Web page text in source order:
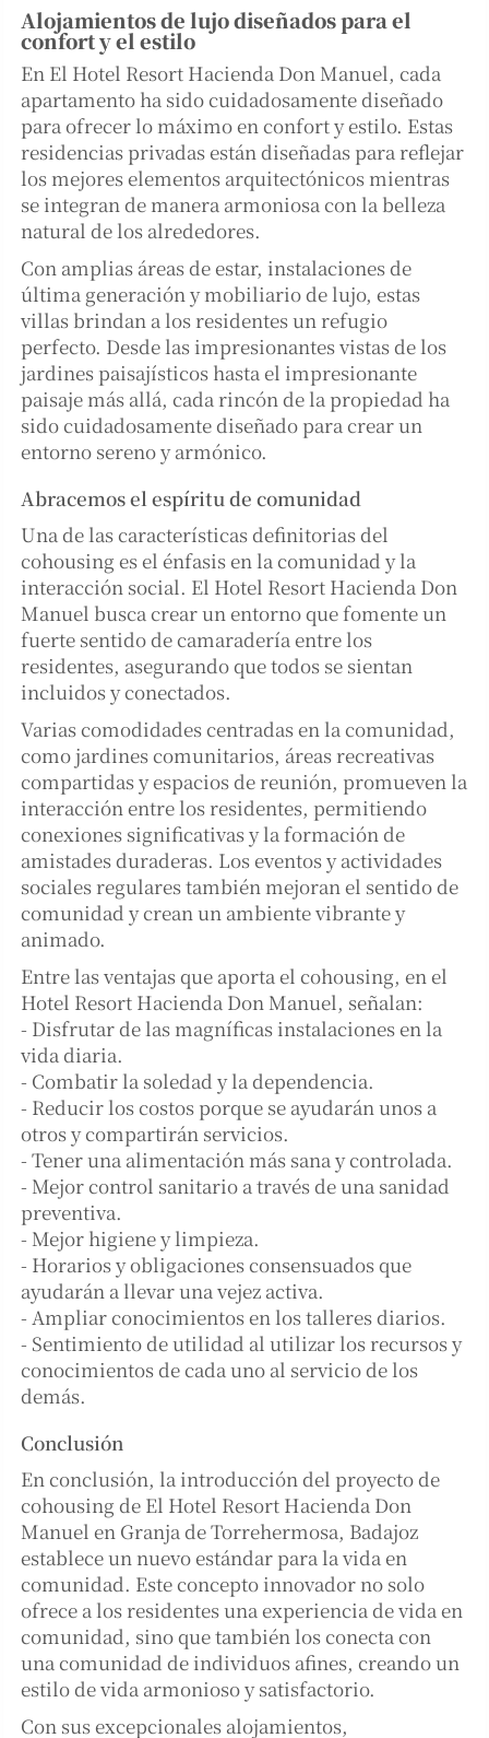
Alojamientos de lujo diseñados para el
confort y el estilo
En El Hotel Resort Hacienda Don Manuel, cada
apartamento ha sido cuidadosamente diseñado
para ofrecer lo máximo en confort y estilo. Estas
residencias privadas están diseñadas para reflejar
los mejores elementos arquitectónicos mientras
se integran de manera armoniosa con la belleza
natural de los alrededores.
Con amplias áreas de estar, instalaciones de
última generación y mobiliario de lujo, estas
villas brindan a los residentes un refugio
perfecto. Desde las impresionantes vistas de los
jardines paisajísticos hasta el impresionante
paisaje más allá, cada rincón de la propiedad ha
sido cuidadosamente diseñado para crear un
entorno sereno y armónico.
Abracemos el espíritu de comunidad
Una de las características definitorias del
cohousing es el énfasis en la comunidad y la
interacción social. El Hotel Resort Hacienda Don
Manuel busca crear un entorno que fomente un
fuerte sentido de camaradería entre los
residentes, asegurando que todos se sientan
incluidos y conectados.
Varias comodidades centradas en la comunidad,
como jardines comunitarios, áreas recreativas
compartidas y espacios de reunión, promueven la
interacción entre los residentes, permitiendo
conexiones significativas y la formación de
amistades duraderas. Los eventos y actividades
sociales regulares también mejoran el sentido de
comunidad y crean un ambiente vibrante y
animado.
Entre las ventajas que aporta el cohousing, en el
Hotel Resort Hacienda Don Manuel, señalan:
- Disfrutar de las magníficas instalaciones en la
vida diaria.
- Combatir la soledad y la dependencia.
- Reducir los costos porque se ayudarán unos a
otros y compartirán servicios.
- Tener una alimentación más sana y controlada.
- Mejor control sanitario a través de una sanidad
preventiva.
- Mejor higiene y limpieza.
- Horarios y obligaciones consensuados que
ayudarán a llevar una vejez activa.
- Ampliar conocimientos en los talleres diarios.
- Sentimiento de utilidad al utilizar los recursos y
conocimientos de cada uno al servicio de los
demás.
Conclusión
En conclusión, la introducción del proyecto de
cohousing de El Hotel Resort Hacienda Don
Manuel en Granja de Torrehermosa, Badajoz
establece un nuevo estándar para la vida en
comunidad. Este concepto innovador no solo
ofrece a los residentes una experiencia de vida en
comunidad, sino que también los conecta con
una comunidad de individuos afines, creando un
estilo de vida armonioso y satisfactorio.
Con sus excepcionales alojamientos,